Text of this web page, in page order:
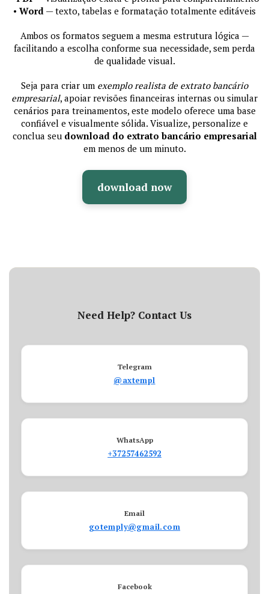
• Word — texto, tabelas e formatação totalmente editáveis
Ambos os formatos seguem a mesma estrutura lógica —
facilitando a escolha conforme sua necessidade, sem perda
de qualidade visual.
Seja para criar um exemplo realista de extrato bancário
empresarial, apoiar revisões financeiras internas ou simular
cenários para treinamentos, este modelo oferece uma base
confiável e visualmente sólida. Visualize, personalize e
conclua seu download do extrato bancário empresarial
em menos de um minuto.
download now
Need Help? Contact Us
Telegram
@axtempl
WhatsApp
+37257462592
Email
gotemply@gmail.com
Facebook